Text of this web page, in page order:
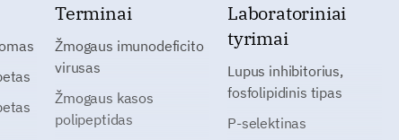
Terminai
Žmogaus imunodeficito
virusas
Žmogaus kasos
polipeptidas
Laboratoriniai
tyrimai
Lupus inhibitorius,
fosfolipidinis tipas
P-selektinas